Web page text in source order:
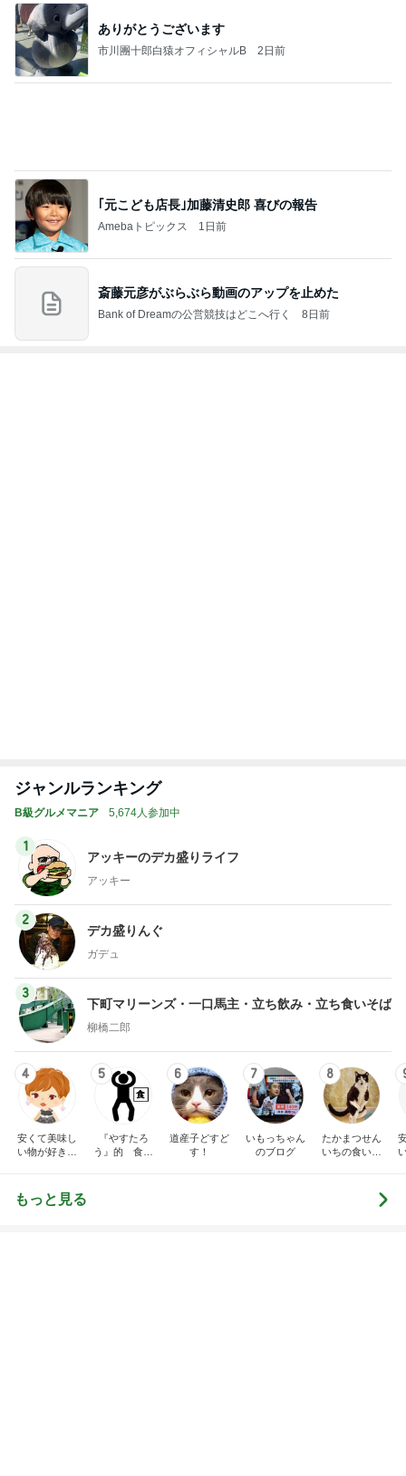
ありがとうございます
市川團十郎白猿オフィシャルB 2日前
｢元こども店長｣加藤清史郎 喜びの報告
Amebaトピックス 1日前
斎藤元彦がぶらぶら動画のアップを止めた
Bank of Dreamの公営競技はどこへ行く 8日前
ジャンルランキング
B級グルメマニア 5,674人参加中
1
アッキーのデカ盛りライフ
アッキー
2
デカ盛りんぐ
ガデュ
3
下町マリーンズ・一口馬主・立ち飲み・立ち食いそば
柳橋二郎
4
安くて美味し
い物が好き☆
5
『やすたろ
う』的 食の
6
道産子どすど
す！
7
いもっちゃん
のブログ
8
たかまつせん
いちの食い散
もっと見る